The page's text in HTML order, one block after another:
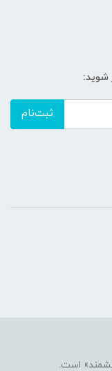
شوید:
ثبت‌نام
است.